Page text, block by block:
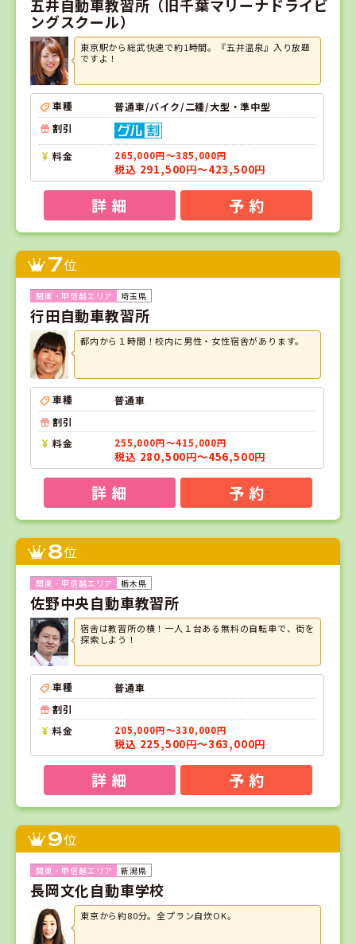
五井自動車教習所（旧千葉マリーナドライビ
ングスクール）
東京駅から総武快速で約1時間。『五井温泉』入り放題
ですよ！
車種
普通車/バイク/二種/大型・準中型
割引
料金 265,000円～385,000円
税込 291,500円～423,500円
詳 細 予 約
7位
埼玉県
行田自動車教習所
都内から１時間！校内に男性・女性宿舎があります。
車種
普通車
割引
料金
255,000円～415,000円
税込 280,500円～456,500円
詳 細 予 約
8位
栃木県
佐野中央自動車教習所
宿舎は教習所の横！一人１台ある無料の自転車で、街を
探索しよう！
車種
普通車
割引
料金
205,000円～330,000円
税込 225,500円～363,000円
詳 細 予 約
9位
新潟県
長岡文化自動車学校
東京から約80分。全プラン自炊OK。